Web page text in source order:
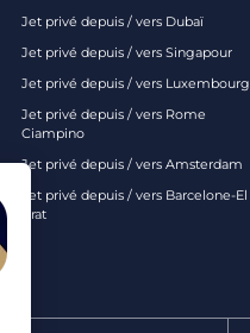
Jet privé depuis / vers Dubaï
Jet privé depuis / vers Singapour
Jet privé depuis / vers Luxembourg
Jet privé depuis / vers Rome
Ciampino
Jet privé depuis / vers Amsterdam
Jet privé depuis / vers Barcelone-El
Prat